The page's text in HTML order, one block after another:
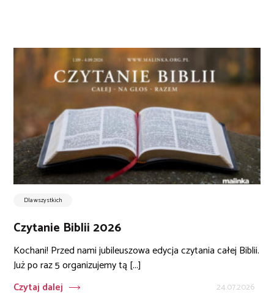
Dla wszystkich
Czytanie Biblii 2026
Kochani! Przed nami jubileuszowa edycja czytania całej Biblii.
Już po raz 5 organizujemy tą [...]
Czytaj dalej
24.07.2026